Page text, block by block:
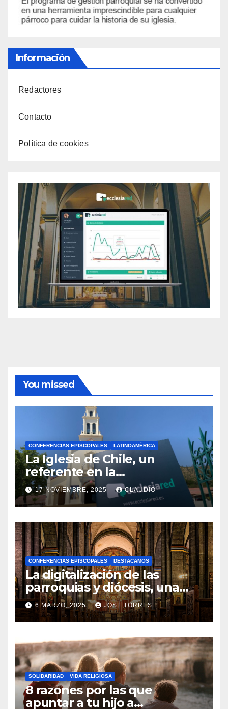
Información
Redactores
Contacto
Política de cookies
You missed
CONFERENCIAS EPISCOPALES LATINOAMÉRICA
La Iglesia de Chile, un
referente en la
transformación digital
gracias a Ecclesiared
17 NOVIEMBRE, 2025 CLAUDIO
N
O
H
A
Y
C
O
M
N
T
A
R
I
CONFERENCIAS EPISCOPALES DESTACAMOS
La digitalización de las
parroquias y diócesis, una
realidad ya para el futuro de
la Iglesia
6 MARZO, 2025 JOSE TORRES
N
O
H
A
Y
SOLIDARIDAD VIDA RELIGIOSA
8 razones por las que
apuntar a tu hijo a